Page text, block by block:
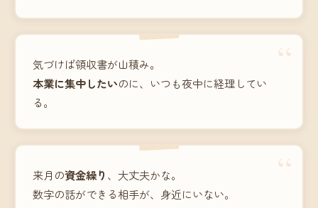
“
気づけば領収書が山積み。
本業に集中したいのに、いつも夜中に経理してい
る。
“
来月の資金繰り 、大丈夫かな。
数字の話ができる相手が、身近にいない。